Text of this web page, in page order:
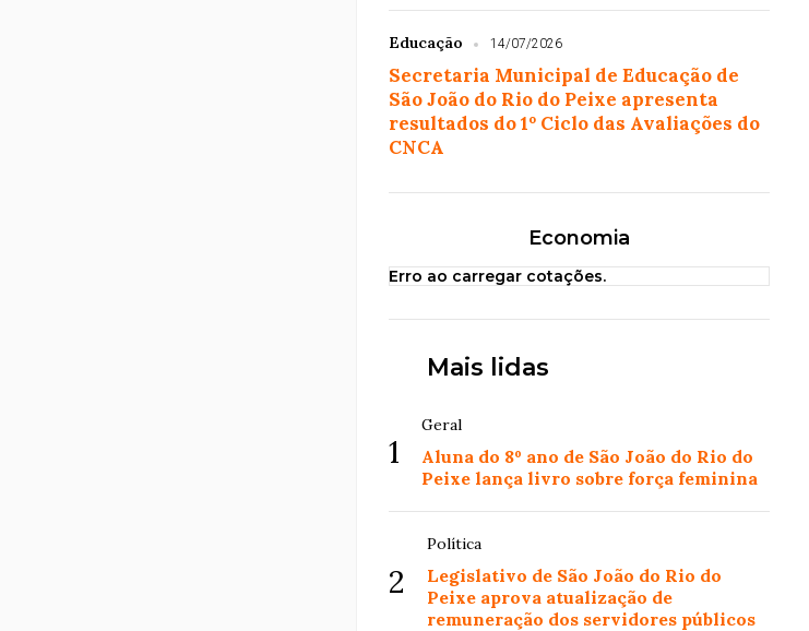
Educação 14/07/2026
Secretaria Municipal de Educação de
São João do Rio do Peixe apresenta
resultados do 1º Ciclo das Avaliações do
CNCA
Economia
Erro ao carregar cotações.
Mais lidas
1
Geral
Aluna do 8º ano de São João do Rio do
Peixe lança livro sobre força feminina
2
Política
Legislativo de São João do Rio do
Peixe aprova atualização de
remuneração dos servidores públicos